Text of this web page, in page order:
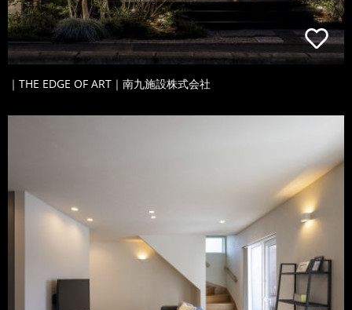
｜THE EDGE OF ART｜南九施設株式会社